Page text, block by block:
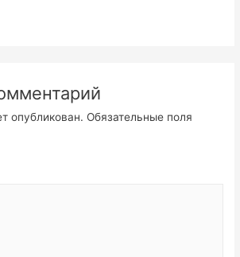
опубликован. Обязательные поля